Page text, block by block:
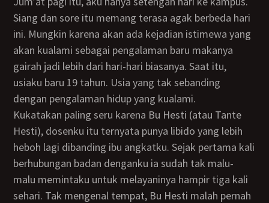
Siang dan sore itu memang terasa agak berbeda hari
ini. Mungkin karena akan ada kejadian istimewa yang
akan kualami sebagai pengalaman baru makanya
gairah jadi lebih dari hari-hari biasanya. Saat itu,
usiaku baru 19 tahun. Usia yang tak sebanding
dengan pengalaman hidup yang kualami.
Kukatakan paling seru karena Bu Hesti (atau Tante
Hesti), dosenku itu ternyata punya libido yang lebih
heboh lagi dibanding ibu angkatku. Sejak pertama kali
berhubungan badan denganku ia sudah tak malu-
malu memintaku untuk melayaninya hampir tiga kali
sehari. Tak mengenal tempat, Bu Hesti malah pernah